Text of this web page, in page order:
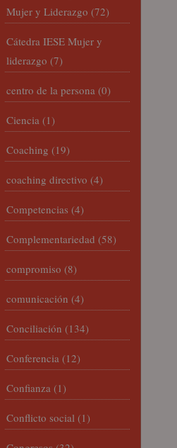
Mujer y Liderazgo (72)
Cátedra IESE Mujer y
liderazgo (7)
centro de la persona (0)
Ciencia (1)
Coaching (19)
coaching directivo (4)
Competencias (4)
Complementariedad (58)
compromiso (8)
comunicación (4)
Conciliación (134)
Conferencia (12)
Confianza (1)
Conflicto social (1)